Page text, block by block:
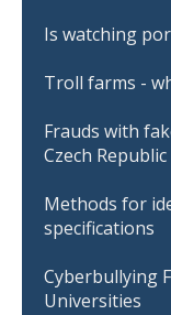
Is watching
Troll farms -
Frauds with
Czech Republic
Methods for
specifications
Cyberbullying
Universities